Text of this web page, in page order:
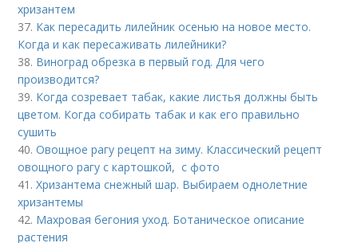
хризантем
37. Как пересадить лилейник осенью на новое место.
Когда и как пересаживать лилейники?
38. Виноград обрезка в первый год. Для чего
производится?
39. Когда созревает табак, какие листья должны быть
цветом. Когда собирать табак и как его правильно
сушить
40.Овощное рагу рецепт на зиму. Классический рецепт
овощного рагу с картошкой, с фото
41.Хризантема снежный шар. Выбираем однолетние
хризантемы
42. Махровая бегония уход. Ботаническое описание
растения